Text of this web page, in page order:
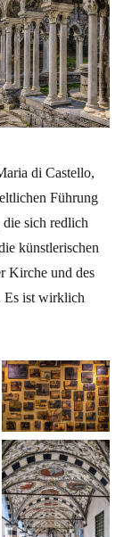
di Castello,
Führung
die sich redlich
künstlerischen
Kirche und des
Es ist wirklich